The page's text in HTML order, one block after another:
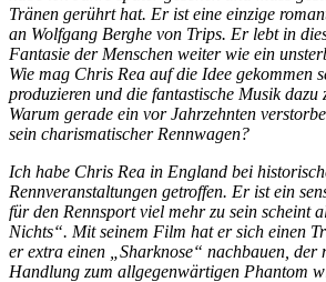
Tränen gerührt hat. Er ist eine einzige
an Wolfgang Berghe von Trips. Er lebt in
Fantasie der Menschen weiter wie ein
Wie mag Chris Rea auf die Idee gekommen
produzieren und die fantastische Musik dazu
Warum gerade ein vor Jahrzehnten
sein charismatischer Rennwagen?
Ich habe Chris Rea in England bei
Rennveranstaltungen getroffen. Er ist ein
für den Rennsport viel mehr zu sein scheint
Nichts“. Mit seinem Film hat er sich einen
er extra einen „Sharknose“ nachbauen, der
Handlung zum allgegenwärtigen Phantom